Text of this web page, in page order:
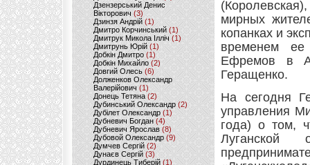
Дзензерський Денис
Вікторович (3)
Дзинзя Андрій (1)
Дмитро Корчинський (1)
Дмитрук Микола Ілліч (1)
Дмитрунь Юрій (1)
Добкін Дмитро(1)
Добкін Михайло (2)
Довгий Олесь (6)
Долженков Олександр
Валерійович (1)
Донець Тетяна (2)
Дубинський Олександр(2)
Дубілет Олександр (1)
Дубневич Богдан (4)
Дубневич Ярослав (8)
Дубовой Олександр(9)
Думчев Сергій (2)
Дунаєв Сергій(3)
Дурдинець Тиберій (1)
мирных
копанках и
временем
Ефремов в
Геращенко.
На сегодня
управления
года) о том,
Луганской